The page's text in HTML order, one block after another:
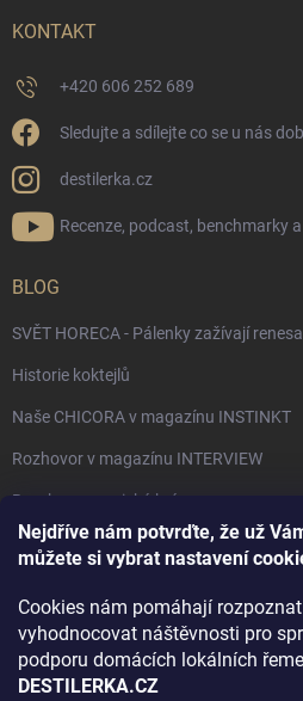
Nejdříve nám potvrďte, že už
můžete si vybrat nastavení
Cookies nám pomáhají
vyhodnocovat náštěvnosti pro
podporu domácích lokálních
DESTILERKA.CZ
KONTAKT
+420 606 252 689
Sledujte a sdílejte co se u nás
destilerka.cz
Recenze, podcast, benchmarky
BLOG
SVĚT HORECA - Pálenky zažívají
Historie koktejlů
Naše CHICORA v magazínu INSTINKT
Rozhovor v magazínu INTERVIEW
Bourbon, americká krása.
Napsali v TÝDNU o naší práci
Rozhovor s DESTILERKA.CZ v
Jak vybrat dárek na Vánoce